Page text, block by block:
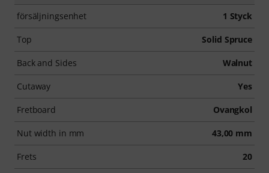
försäljningsenhet 1 Styck
Top Solid Spruce
Back and Sides Walnut
Cutaway Yes
Fretboard Ovangkol
Nut width in mm 43,00 mm
Frets 20